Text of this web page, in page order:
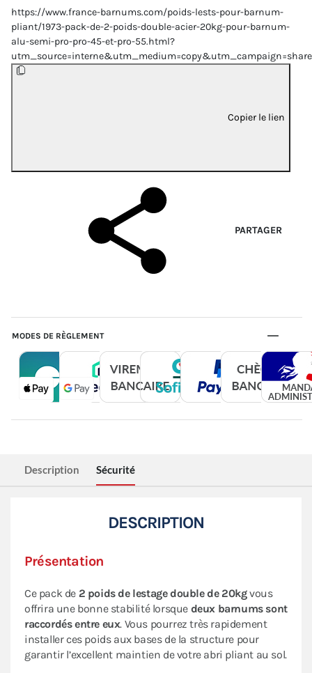
https://www.france-barnums.com/poids-lests-pour-barnum-
pliant/1973-pack-de-2-poids-double-acier-20kg-pour-barnum-
alu-semi-pro-pro-45-et-pro-55.html?
Copier le lien
PARTAGER
MODES DE RÈGLEMENT
Description Sécurité
DESCRIPTION
Présentation
Ce pack de 2 poids de lestage double de 20kgvous
offrira une bonne stabilité lorsque deux barnums sont
raccordés entre eux. Vous pourrez très rapidement
installer ces poids aux bases de la structure pour
garantir l’excellent maintien de votre abri pliant au sol.